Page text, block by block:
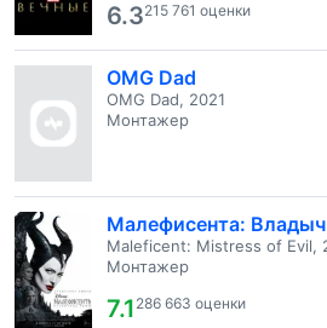
6.3215 761 оценки
OMG Dad
OMG Dad, 2021
Монтажер
Малефисента:
Maleficent: Mistress of Evil,
Монтажер
7.1 286 663 оценки